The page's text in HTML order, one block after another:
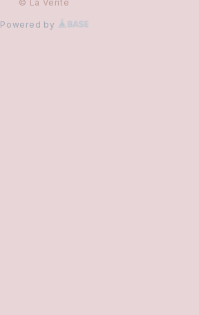
© La Verite
Powered by